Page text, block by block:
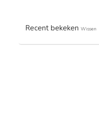
Recent bekeken Wissen